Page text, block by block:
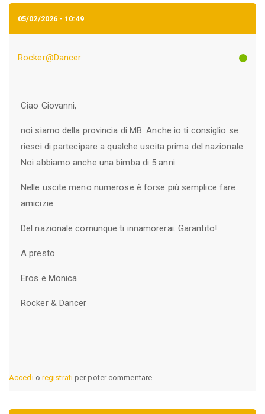
05/02/2026 - 10:49
Rocker@Dancer
Ciao Giovanni,
noi siamo della provincia di MB. Anche io ti consiglio se
riesci di partecipare a qualche uscita prima del nazionale.
Noi abbiamo anche una bimba di 5 anni.
Nelle uscite meno numerose è forse più semplice fare
amicizie.
Del nazionale comunque ti innamorerai. Garantito!
A presto
Eros e Monica
Rocker & Dancer
Accedio registratiper poter commentare